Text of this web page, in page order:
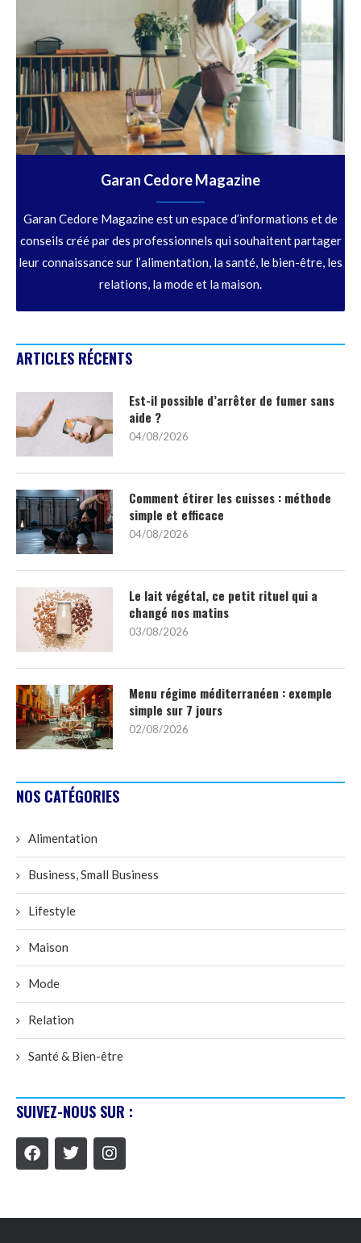
Garan Cedore Magazine
Garan Cedore Magazine est un espace d’informations et de
conseils créé par des professionnels qui souhaitent partager
leur connaissance sur l’alimentation, la santé, le bien-être, les
relations, la mode et la maison.
ARTICLES RÉCENTS
Est-il possible d’arrêter de fumer sans
aide ?
04/08/2026
Comment étirer les cuisses : méthode
simple et efficace
04/08/2026
Le lait végétal, ce petit rituel qui a
changé nos matins
03/08/2026
Menu régime méditerranéen : exemple
simple sur 7 jours
02/08/2026
NOS CATÉGORIES
Alimentation
Business, Small Business
Lifestyle
Maison
Mode
Relation
Santé & Bien-être
SUIVEZ-NOUS SUR :